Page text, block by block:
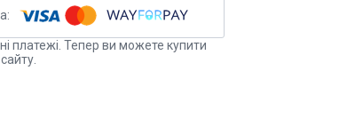
платежі. Тепер ви можете купити